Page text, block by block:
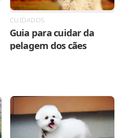
CUIDADOS
Guia para cuidar da
pelagem dos cães